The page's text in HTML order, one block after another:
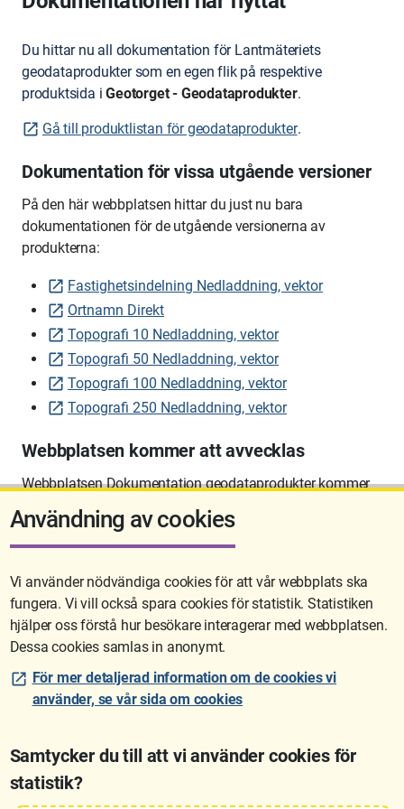
Du hittar nu all dokumentation för Lantmäteriets
geodataprodukter som en egen flik på respektive
produktsida i Geotorget - Geodataprodukter.
Gå till produktlistan för geodataprodukter.
Dokumentation för vissa utgående versioner
På den här webbplatsen hittar du just nu bara
dokumentationen för de utgående versionerna av
produkterna:
Fastighetsindelning Nedladdning, vektor
Ortnamn Direkt
Topografi 10 Nedladdning, vektor
Topografi 50 Nedladdning, vektor
Topografi 100 Nedladdning, vektor
Topografi 250 Nedladdning, vektor
Webbplatsen kommer att avvecklas
Webbplatsen Dokumentation geodataprodukter kommer
att avvecklas på sikt.
Sidan uppdaterades senast: 2026-06-10 12:58
Användning av cookies
Vi använder nödvändiga cookies för att vår webbplats ska
fungera. Vi vill också spara cookies för statistik. Statistiken
hjälper oss förstå hur besökare interagerar med webbplatsen.
Dessa cookies samlas in anonymt.
För mer detaljerad information om de cookies vi
använder, se vår sida om cookies
Samtycker du till att vi använder cookies för
statistik?
Lantmäteriet är den myndighet som kartlägger Sverige. Till våra